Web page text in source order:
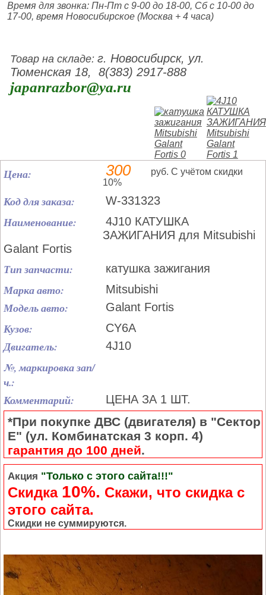
Время для звонка: Пн-Пт с 9-00 до 18-00, Сб с 10-00 до
17-00, время Новосибирское (Москва + 4 часа)
Товар на складе:г. Новосибирск, ул.
Тюменская 18, 8(383) 2917-888
japanrazbor@ya.ru
Цена: 300
руб. С учётом скидки
10%
Код для заказа: W-331323
Наименование:
4J10 КАТУШКА
ЗАЖИГАНИЯ для Mitsubishi
Galant Fortis
Тип запчасти: катушка зажигания
Марка авто: Mitsubishi
Модель авто: Galant Fortis
Кузов: CY6A
Двигатель: 4J10
№, маркировка зап/
ч.:
Комментарий:
ЦЕНА ЗА 1 ШТ.
*При покупке ДВС (двигателя) в "Сектор
Е" (ул. Комбинатская 3 корп. 4)
гарантия до 100 дней.
Акция "Только с этого сайта!!!"
Скидка 10%. Cкажи, что скидка с
этого сайта.
Скидки не суммируются.